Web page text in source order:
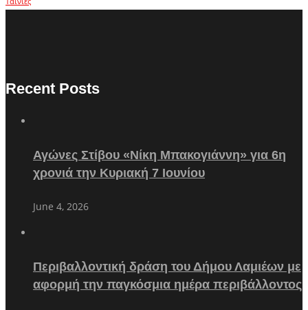
Recent Posts
Αγώνες Στίβου «Νίκη Μπακογιάννη» για 6η
χρονιά την Κυριακή 7 Ιουνίου
June 4, 2026
Περιβαλλοντική δράση του Δήμου Λαμιέων με
αφορμή την παγκόσμια ημέρα περιβάλλοντος